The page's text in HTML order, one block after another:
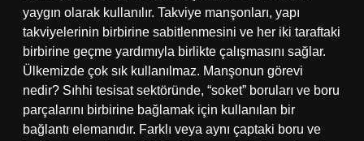
yaygın olarak kullanılır. Takviye manşonları, yapı
takviyelerinin birbirine sabitlenmesini ve her iki taraftaki
birbirine geçme yardımıyla birlikte çalışmasını sağlar.
Ülkemizde çok sık kullanılmaz. Manşonun görevi
nedir? Sıhhi tesisat sektöründe, “soket” boruları ve boru
parçalarını birbirine bağlamak için kullanılan bir
bağlantı elemanıdır. Farklı veya aynı çaptaki boru ve